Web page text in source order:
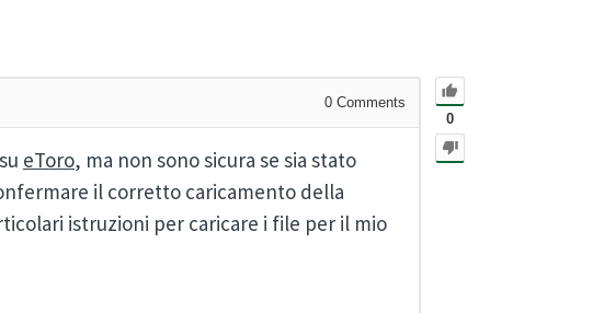
0
0 Comments
eToro, ma non sono sicura se sia stato
il corretto caricamento della
istruzioni per caricare i file per il mio